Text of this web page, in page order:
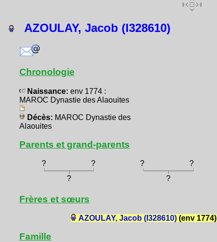
AZOULAY, Jacob (I328610)
Chronologie
Naissance: env 1774 :
MAROC Dynastie des Alaouites
Décès: MAROC Dynastie des
Alaouites
Parents et grand-parents
? ? ?
?
?
?
Frères et sœurs
AZOULAY, Jacob (I328610)(env 1774)
Famille